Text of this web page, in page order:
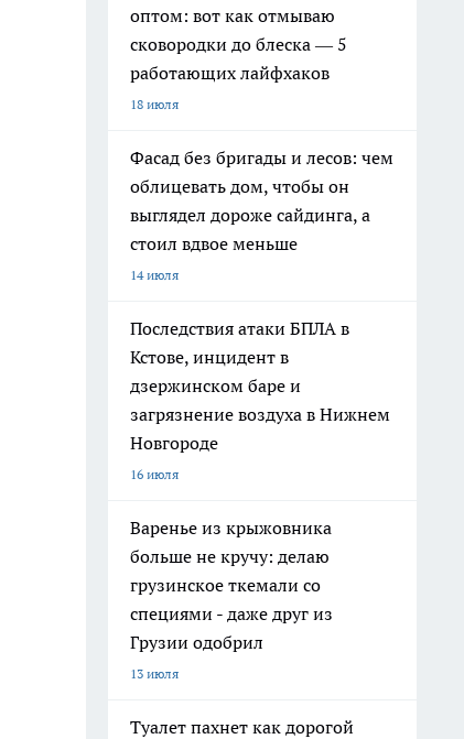
оптом: вот как отмываю
сковородки до блеска — 5
работающих лайфхаков
18 июля
Фасад без бригады и лесов: чем
облицевать дом, чтобы он
выглядел дороже сайдинга, а
стоил вдвое меньше
14 июля
Последствия атаки БПЛА в
Кстове, инцидент в
дзержинском баре и
загрязнение воздуха в Нижнем
Новгороде
16 июля
Варенье из крыжовника
больше не кручу: делаю
грузинское ткемали со
специями - даже друг из
Грузии одобрил
13 июля
Туалет пахнет как дорогой